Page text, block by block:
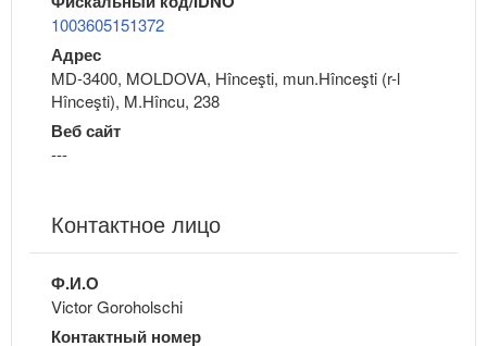
1003605151372
Адрес
MD-3400, MOLDOVA, Hînceşti, mun.Hînceşti (r-l
Hînceşti), M.Hîncu, 238
Веб сайт
---
Контактное лицо
Ф.И.О
Victor Goroholschi
Контактный номер